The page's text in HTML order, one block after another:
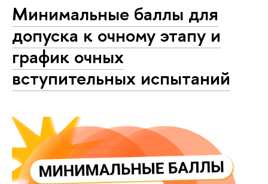
Минимальные баллы для
допуска к очному этапу и
график очных
вступительных испытаний